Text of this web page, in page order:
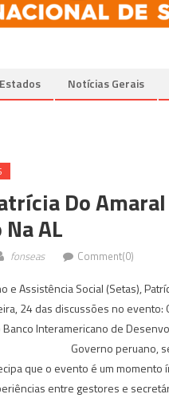
Notí­cias Gerais
Do
AL
fonseas Comment(0)
e Assistência Social (Setas),
24 das discussões no
Interamericano de
Governo peruano,
que o evento é um
entre gestores e